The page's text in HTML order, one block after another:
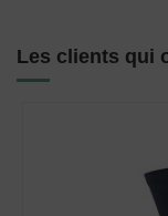
Les clients qui